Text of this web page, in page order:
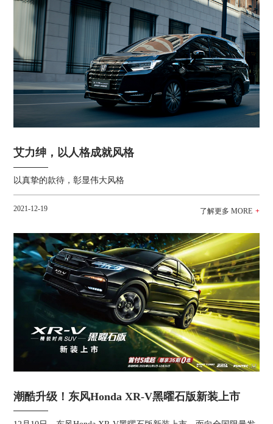
艾力绅，以人格成就风格
以真挚的款待，彰显伟大风格
2021-12-19
潮酷升级！东风Honda XR-V黑曜石版新装上市